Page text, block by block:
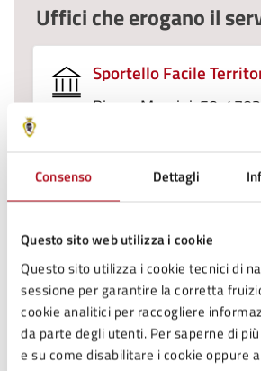
Consenso Dettagli
Questo sito web utilizza i cookie
Questo sito utilizza i cookie tecnici di
sessione per garantire la corretta
cookie analitici per raccogliere
da parte degli utenti. Per saperne di
e su come disabilitare i cookie oppure
Uffici che erogano il
Sportello Facile
Piazza Mazzini, 50,
Condizioni di servizio
Per conoscere i dettagli di
informazioni importanti, leggi i
di servizio.
Termini e condizioni di